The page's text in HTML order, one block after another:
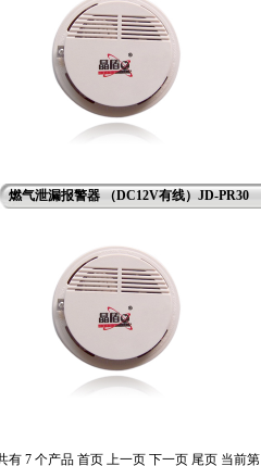
燃气泄漏报警器 （DC12V有线）JD-PR30
有 7 个产品 首页 上一页 下一页 尾页当前第